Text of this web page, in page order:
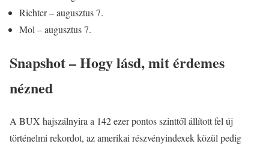
Richter – augusztus 7.
Mol – augusztus 7.
Snapshot – Hogy lásd, mit érdemes
nézned
A BUX hajszálnyira a 142 ezer pontos szinttől állított fel új
történelmi rekordot, az amerikai részvényindexek közül pedig